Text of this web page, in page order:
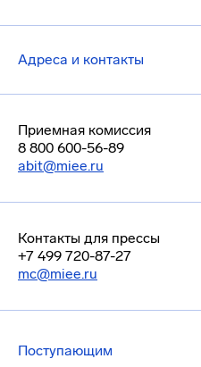
Адреса и контакты
Приемная комиссия
8 800 600-56-89
abit@miee.ru
Контакты для прессы
+7 499 720-87-27
mc@miee.ru
Поступающим